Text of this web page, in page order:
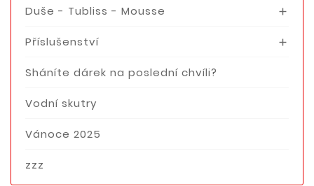
Duše - Tubliss - Mousse 
Příslušenství 
Sháníte dárek na poslední chvíli?
Vodní skutry
Vánoce 2025
zzz